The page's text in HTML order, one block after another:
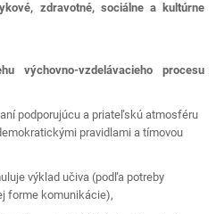
zdravotné, sociálne a kultúrne
výchovno-vzdelávacieho procesu
podporujúcu a priateľskú atmosféru
pravidlami a tímovou
výklad učiva (podľa potreby
forme komunikácie),